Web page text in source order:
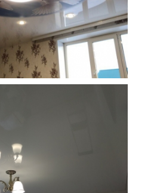
Стоимость 15 600 руб.